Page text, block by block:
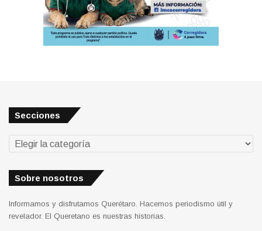
Secciones
Secciones
Sobre nosotros
Informamos y disfrutamos Querétaro. Hacemos periodismo útil y
revelador. El Queretano es nuestras historias.